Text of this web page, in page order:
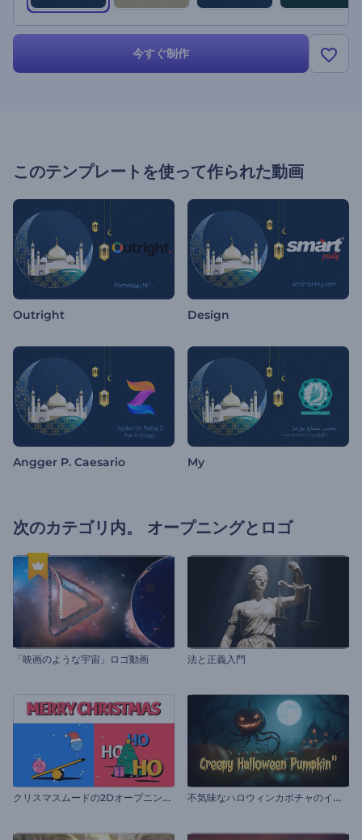
今すぐ制作
このテンプレートを使って作られた動画
Outright Design
Angger P. Caesario My
次のカテゴリ内。 オープニングとロゴ
「映画のような宇宙」ロゴ動画 法と正義入門
ク
リスマスムードの2Dオープニング動画 不
気味なハロウィンカボチャのイントロ